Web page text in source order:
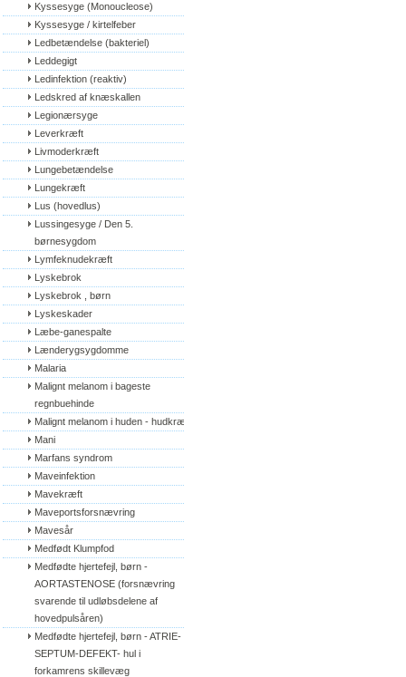
Kyssesyge (Monoucleose)
Kyssesyge / kirtelfeber
Ledbetændelse (bakteriel)
Leddegigt
Ledinfektion (reaktiv)
Ledskred af knæskallen
Legionærsyge
Leverkræft
Livmoderkræft
Lungebetændelse
Lungekræft
Lus (hovedlus)
Lussingesyge / Den 5.
børnesygdom
Lymfeknudekræft
Lyskebrok
Lyskebrok , børn
Lyskeskader
Læbe-ganespalte
Lænderygsygdomme
Malaria
Malignt melanom i bageste
regnbuehinde
Malignt melanom i huden - hudkræft
Mani
Marfans syndrom
Maveinfektion
Mavekræft
Maveportsforsnævring
Mavesår
Medfødt Klumpfod
Medfødte hjertefejl, børn -
AORTASTENOSE (forsnævring
svarende til udløbsdelene af
hovedpulsåren)
Medfødte hjertefejl, børn - ATRIE-
SEPTUM-DEFEKT- hul i
forkamrens skillevæg